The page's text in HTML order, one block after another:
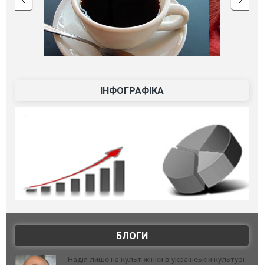
ІНФОГРАФІКА
БЛОГИ
Надія лише на культ жінки в українській культурі